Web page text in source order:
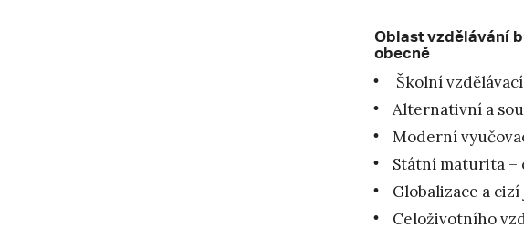
Oblast vzdělávání
obecně
Školní
Alternativní a
Moderní
Státní maturita –
Globalizace a
Celoživotního